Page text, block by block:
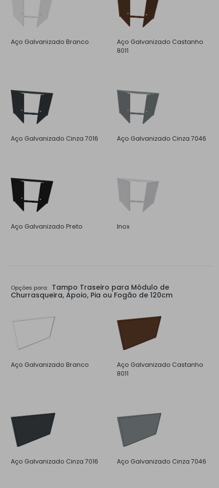
Aço Galvanizado Branco
Aço Galvanizado Castanho
8011
Aço Galvanizado Cinza 7016 Aço Galvanizado Cinza 7046
Aço Galvanizado Preto Inox
Opções para: Tampo Traseiro para Módulo de
Churrasqueira, Apoio, Pia ou Fogão de 120cm
Aço Galvanizado Branco
Aço Galvanizado Castanho
8011
Aço Galvanizado Cinza 7016 Aço Galvanizado Cinza 7046